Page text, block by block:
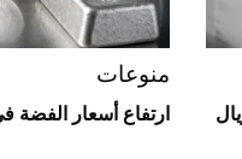
منوعات
ارتفاع أسعار الفضة